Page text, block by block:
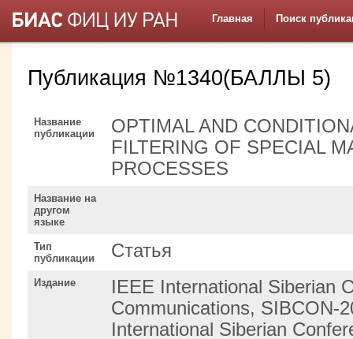
Главная Поиск
Публикация №1340(БАЛЛЫ 5)
Название
публикации
OPTIMAL AND
FILTERING OF SPECIAL
PROCESSES
Название на
другом
языке
Тип
публикации
Статья
Издание
IEEE International Siberian
Communications, SIBCON-
International Siberian